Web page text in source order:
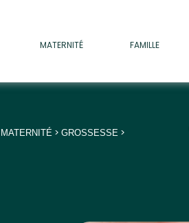
MATERNITÉ FAMILLE
MATERNITÉ >GROSSESSE >